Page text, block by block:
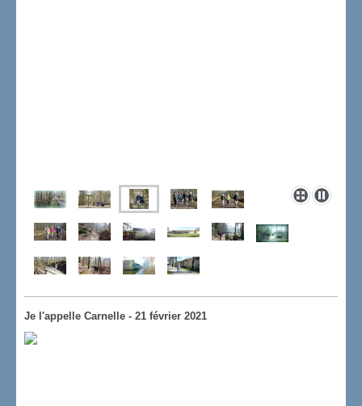
Je l'appelle Carnelle - 21 février 2021